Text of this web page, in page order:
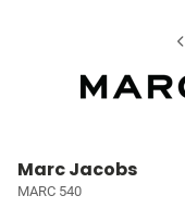
Marc Jacobs
MARC 540